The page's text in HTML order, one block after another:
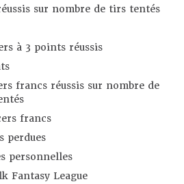
sur nombre de tirs tentés
à 3 points réussis
francs réussis sur nombre de
francs
perdues
personnelles
Fantasy League